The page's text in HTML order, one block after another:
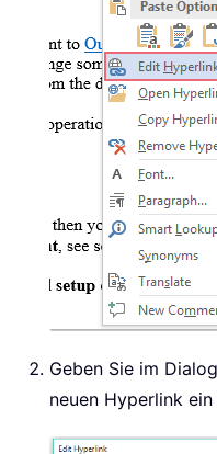
Geben Sie im
neuen Hyperlink